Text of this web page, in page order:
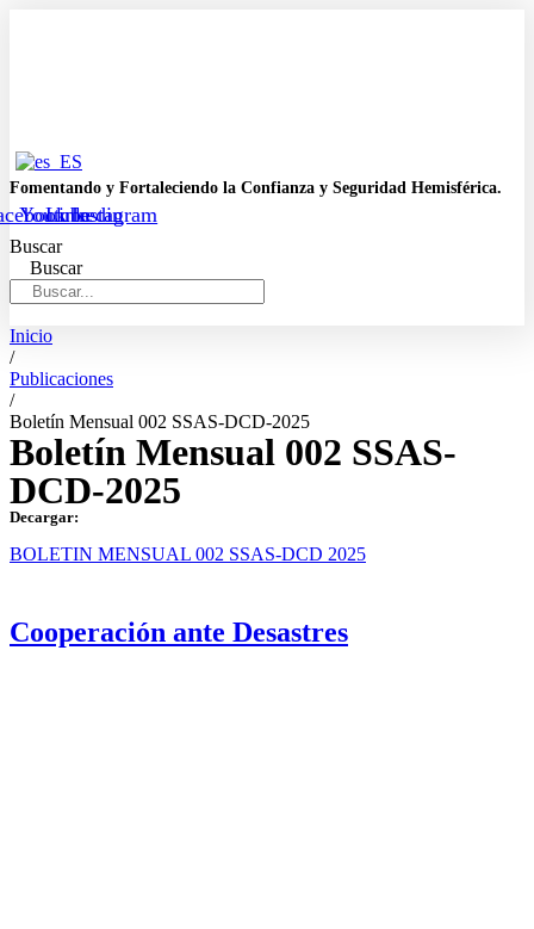
Fomentando y Fortaleciendo la Confianza y Seguridad Hemisférica.
Youtube
Linkedin
Instagram
Buscar
Buscar
Inicio
/
Publicaciones
/
Boletín Mensual 002 SSAS-DCD-2025
Boletín Mensual 002 SSAS-
DCD-2025
Decargar:
BOLETIN MENSUAL 002 SSAS-DCD 2025
Cooperación ante Desastres